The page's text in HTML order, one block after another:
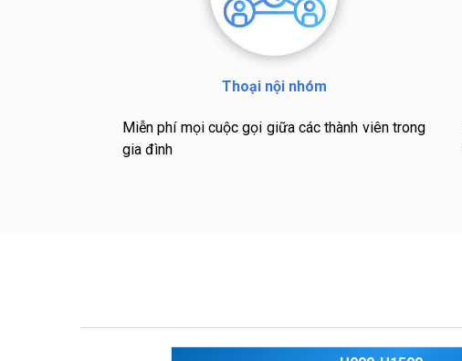
Thoại nội nhóm
Miễn phí mọi cuộc gọi giữa các thành viên trong
gia đình